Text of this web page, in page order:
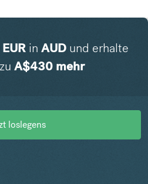
EURin AUDund erhalte
A$430 mehr
loslegens